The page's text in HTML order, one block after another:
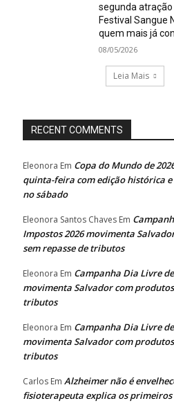
segunda
Festival Sangue
quem mais já
08/05/2026
Leia Mais
RECENT COMMENTS
Eleonora Em Copa do Mundo de
quinta-feira com edição histórica
no sábado
Eleonora Santos Chaves Em
Impostos 2026 movimenta
sem repasse de tributos
Eleonora Em Campanha Dia Livre
movimenta Salvador com
tributos
Eleonora Em Campanha Dia Livre
movimenta Salvador com
tributos
Carlos Em Alzheimer não é
fisioterapeuta explica os primeiros